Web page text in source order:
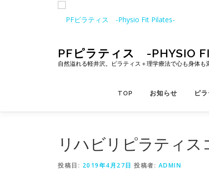
PFピラティス -PHYSIO
自然溢れる軽井沢。ピラティス＋理学療法で心も身体も
TOP お知らせ ピ
リハビリピラティス
投稿日: 2019年4月27日 投稿者: ADMIN